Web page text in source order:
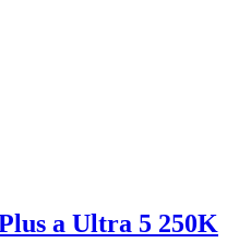
a Ultra 5 250K